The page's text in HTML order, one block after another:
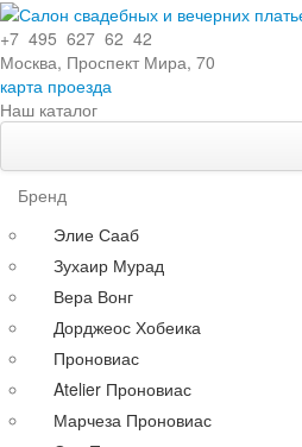
+7 495 627 62 42
Москва, Проспект Мира, 70
карта проезда
Наш каталог
Кружевные
С поясом
С длинными рукавами
Со шлейфом
По силуэту
Прямые
Пышные
Бренд
Элие Сааб
Зухаир Мурад
Вера Вонг
Дорджеос Хобеика
Проновиас
Atelier Проновиас
Марчеза Проновиас